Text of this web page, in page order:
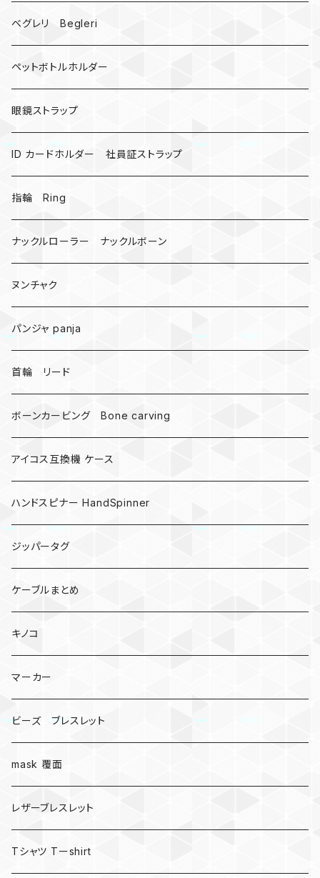
ドリームキャッチャー
カウベル 熊鈴
昆虫
ミツバチ
AirTag
戦国武将、侍
悪魔の鍵
爬虫類、蛇
DNA 螺旋
受注作成_名入り、ネーム
ベグレリ Begleri
ペットボトルホルダー
眼鏡ストラップ
ID カードホルダー 社員証ストラップ
指輪 Ring
ナックルローラー ナックルボーン
ヌンチャク
パンジャ panja
首輪 リード
ボーンカービング Bone carving
アイコス互換機 ケース
ハンドスピナー HandSpinner
ジッパータグ
ケーブルまとめ
キノコ
マーカー
ビーズ ブレスレット
mask 覆面
レザーブレスレット
Tシャツ Tーshirt